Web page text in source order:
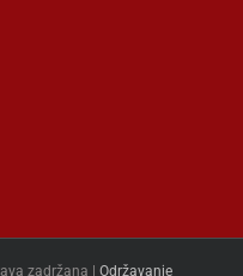
zadržana | Održavanje